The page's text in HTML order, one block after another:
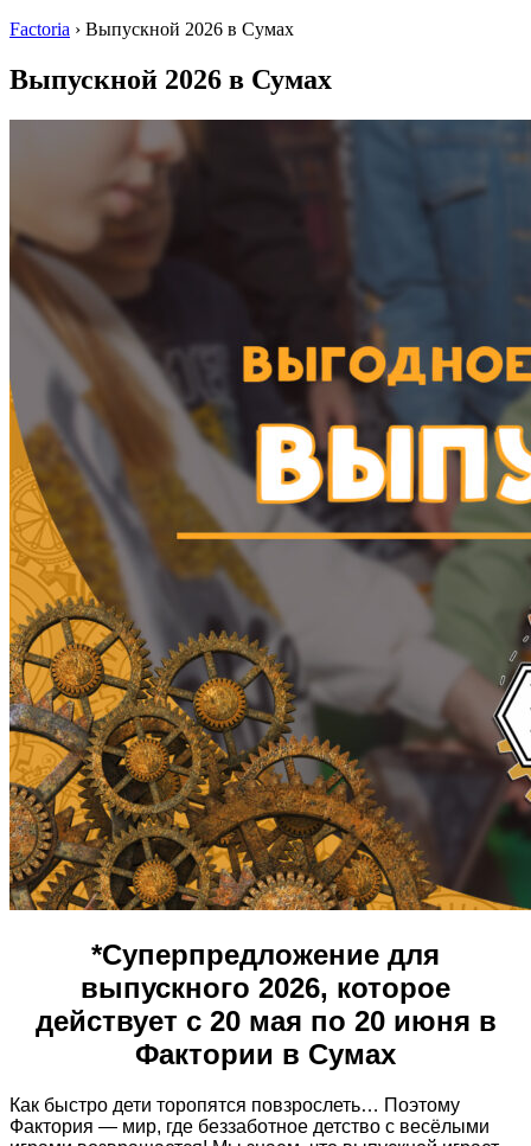
Factoria › Выпускной 2026 в Сумах
Выпускной 2026 в Сумах
*Суперпредложение для
выпускного 2026, которое
действует с 20 мая по 20 июня в
Фактории в Сумах
Как быстро дети торопятся повзрослеть… Поэтому
Фактория — мир, где беззаботное детство с весёлыми